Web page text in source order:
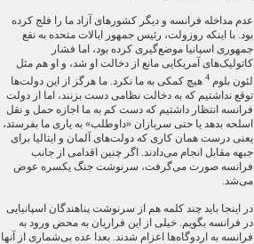
عدم مداخله فرانسه و دیگر کشورهای آزاد ما را فلج کرده
بود. با اینکه روزولت، رئیس جمهور ایالات متحده به نفع
جمهوری اسپانیا موضع‌گیری کرده بود، اما فشار
کاتولیک‌های آمریکایی مانع از دخالت او شد، و او هم مثل
لئون بلوم4 هیچ کمکی به ما نکرد. ما هرگز از این دولت‌ها
توقع نداشتیم که به دخالت نظامی دست بزنند، اما از دولت
فرانسه انتظار داشتیم که دست کم به ما اجازه حمل و نقل
اسلحه بدهد یا حتی سربازان «داوطلب» به یاری ما بفرستد،
یعنی درست همان کاری که دولت‌های آلمان و ایتالیا برای
جبهه مقابل انجام می‌دادند. اگر چنین اقدامی از جانب
فرانسه صورت می‌گرفت، سرنوشت جنگ یکسره عوض
می‌شد.
در اینجا باید چند کلمه هم از سرنوشت پناهندگان اسپانیایی
در فرانسه بگویم. خیلی از این فراریان به محض ورود به
فرانسه به اردوگاه‌ها اعزام شدند. بعدا عده بی‌شماری از آنها